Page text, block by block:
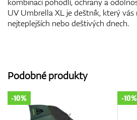
UV Umbrella XL je deštník, který vás
nejteplejších nebo deštivých dnech.
Podobné produkty